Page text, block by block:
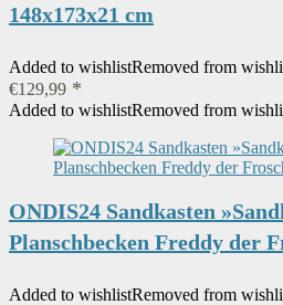
148x173x21 cm
Added to wishlistRemoved from
€129,99
Added to wishlistRemoved from
ONDIS24 Sandkasten
Planschbecken Freddy der
Added to wishlistRemoved from